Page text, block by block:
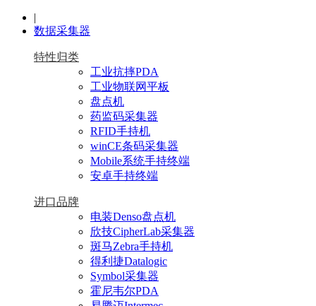
|
数据采集器
特性归类
工业抗摔PDA
工业物联网平板
盘点机
药监码采集器
RFID手持机
winCE条码采集器
Mobile系统手持终端
安卓手持终端
进口品牌
电装Denso盘点机
欣技CipherLab采集器
斑马Zebra手持机
得利捷Datalogic
Symbol采集器
霍尼韦尔PDA